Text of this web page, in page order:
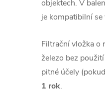
objektech. V
je kompatibilní
Filtrační vložka
železo bez
pitné účely
1 rok.